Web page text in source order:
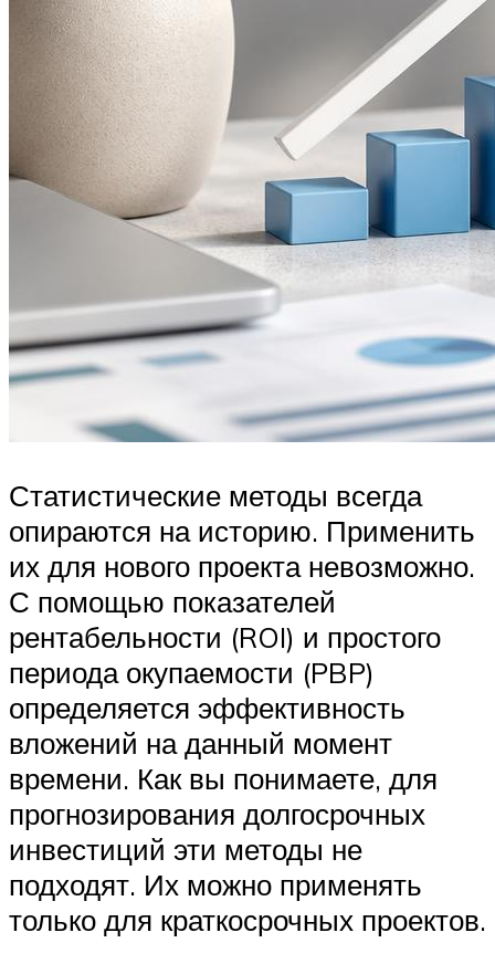
Статистические методы всегда
опираются на историю. Применить
их для нового проекта невозможно.
С помощью показателей
рентабельности (ROI) и простого
периода окупаемости (PBP)
определяется эффективность
вложений на данный момент
времени. Как вы понимаете, для
прогнозирования долгосрочных
инвестиций эти методы не
подходят. Их можно применять
только для краткосрочных проектов.